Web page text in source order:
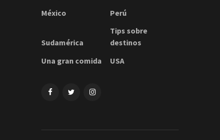
México
Perú
Sudamérica
Tips sobre
destinos
Una gran comida
USA